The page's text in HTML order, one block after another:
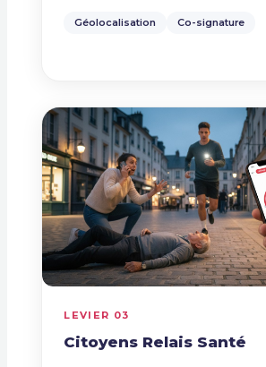
Géolocalisation Co-signature
LEVIER 03
Citoyens Relais Santé